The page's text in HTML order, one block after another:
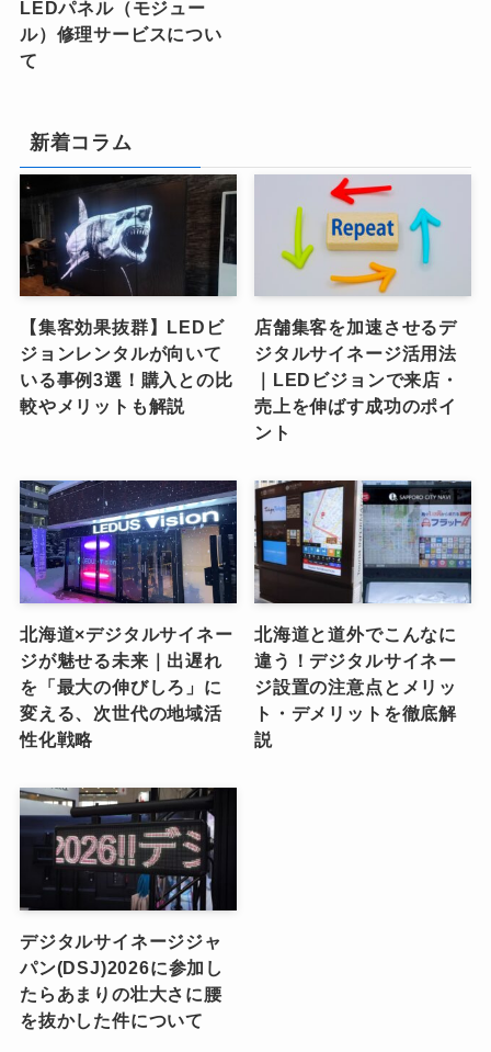
LEDパネル（モジュー
ル）修理サービスについ
て
新着コラム
【集客効果抜群】LEDビ
ジョンレンタルが向いて
いる事例3選！購入との比
較やメリットも解説
店舗集客を加速させるデ
ジタルサイネージ活用法
｜LEDビジョンで来店・
売上を伸ばす成功のポイ
ント
北海道×デジタルサイネー
ジが魅せる未来｜出遅れ
を「最大の伸びしろ」に
変える、次世代の地域活
性化戦略
北海道と道外でこんなに
違う！デジタルサイネー
ジ設置の注意点とメリッ
ト・デメリットを徹底解
説
デジタルサイネージジャ
パン(DSJ)2026に参加し
たらあまりの壮大さに腰
を抜かした件について